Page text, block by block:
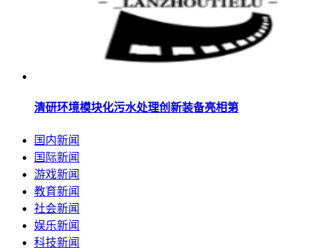
清研环境模块化污水处理创新装备亮相第
国内新闻
国际新闻
游戏新闻
教育新闻
社会新闻
娱乐新闻
科技新闻